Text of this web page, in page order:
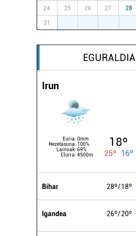
24 25 26 27 28
31
EGURALDIA
Irun
Euria: 0mm
Hezetasuna: 100%
Lainoak: 69%
Elurra: 4500m
18º
25º 16º
Bihar 28º 18º
Igandea 26º 20º